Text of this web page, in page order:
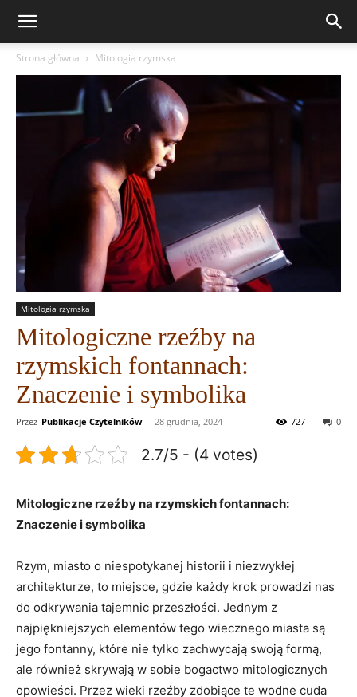
Strona główna Mitologia rzymska
Mitologia rzymska
Mitologiczne rzeźby na
rzymskich fontannach:
Znaczenie i symbolika
Przez Publikacje Czytelników - 28 grudnia, 2024 0
727
2.7/5 - (4 votes)
Mitologiczne rzeźby na rzymskich fontannach:
Znaczenie i symbolika
Rzym, miasto o niespotykanej historii i niezwykłej
architekturze, to miejsce, gdzie każdy krok prowadzi nas
do odkrywania tajemnic przeszłości. Jednym z
najpiękniejszych elementów tego wiecznego miasta są
jego fontanny, które nie tylko zachwycają swoją formą,
ale również skrywają w sobie bogactwo mitologicznych
opowieści. Przez wieki rzeźby zdobiące te wodne cuda